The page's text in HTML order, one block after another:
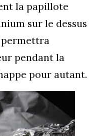
la papillote
sur le dessus
permettra
pendant la
pour autant.